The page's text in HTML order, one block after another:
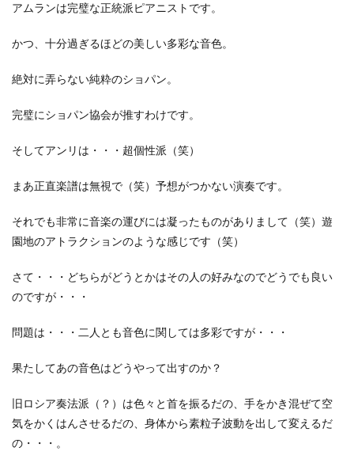
アムランは完璧な正統派ピアニストです。
かつ、十分過ぎるほどの美しい多彩な音色。
絶対に弄らない純粋のショパン。
完璧にショパン協会が推すわけです。
そしてアンリは・・・超個性派（笑）
まあ正直楽譜は無視で（笑）予想がつかない演奏です。
それでも非常に音楽の運びには凝ったものがありまして（笑）遊
園地のアトラクションのような感じです（笑）
さて・・・どちらがどうとかはその人の好みなのでどうでも良い
のですが・・・
問題は・・・二人とも音色に関しては多彩ですが・・・
果たしてあの音色はどうやって出すのか？
旧ロシア奏法派（？）は色々と首を振るだの、手をかき混ぜて空
気をかくはんさせるだの、身体から素粒子波動を出して変えるだ
の・・・。